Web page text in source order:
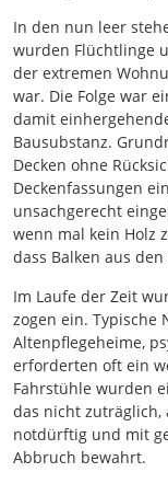
In den nun leer
wurden Flüchtlinge
der extremen
war. Die Folge war
damit
Bausubstanz.
Decken ohne
Deckenfassungen
unsachgerecht
wenn mal kein Holz
dass Balken aus
Im Laufe der Zeit
zogen ein. Typische
Altenpflegeheime,
erforderten oft ein
Fahrstühle wurden
das nicht zuträglich,
notdürftig und mit
Abbruch bewahrt.